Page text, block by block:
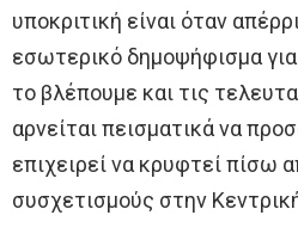
υποκριτική είναι όταν
εσωτερικό δημοψήφισμα
το βλέπουμε και τις
αρνείται πεισματικά να
επιχειρεί να κρυφτεί πίσω
συσχετισμούς στην